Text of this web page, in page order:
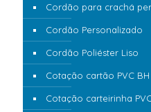
Cordão para crachá
Cordão Personalizado
Cordão Poliéster Liso
Cotação cartão PVC BH
Cotação carteirinha